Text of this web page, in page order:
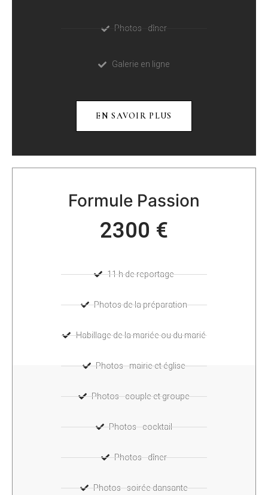
Photos - dîner
Galerie en ligne
EN SAVOIR PLUS
Formule Passion
2300 €
11 h de reportage
Photos de la préparation
Habillage de la mariée ou du marié
Photos - mairie et église
Photos - couple et groupe
Photos - cocktail
Photos - dîner
Photos - soirée dansante